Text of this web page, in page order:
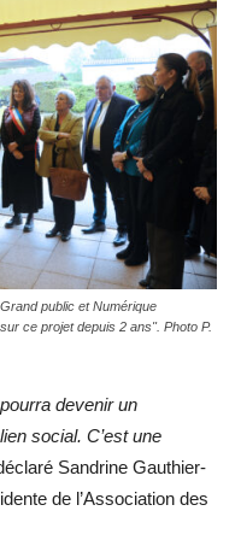
public et Numérique
ce projet depuis 2 ans". Photo P.
devenir un
social. C’est une
Sandrine Gauthier-
de l’Association des